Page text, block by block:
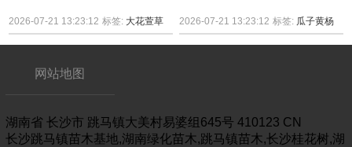
2026-07-21 13:23:12 标签: 大花萱草 2026-07-21 13:23:12 标签: 瓜子黄杨
网站地图
湖南省 长沙市 跳马镇大美村易婆组645号 410123 CN
长沙跳马镇苗木基地,湖南绿化苗木,跳马镇苗木,长沙桂花树,湖